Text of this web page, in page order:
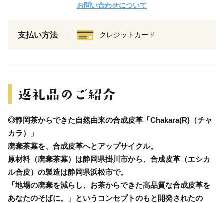
お問い合わせについて
支払い方法 クレジットカード
◎静岡茶からできた自然由来の合成皮革「Chakara(R)（チャ
カラ）」
廃棄茶葉を、合成皮革へとアップサイクル。
原材料（廃棄茶葉）は静岡県掛川市から、合成皮革（エシカ
ル合皮）の製造は静岡県浜松市で。
「地場の廃棄を減らし、お茶からできた高品質な合成皮革を
あなたのそばに。」というコンセプトのもと開発されたの